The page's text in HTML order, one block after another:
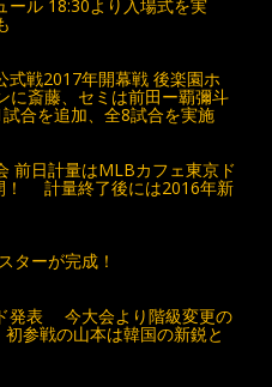
ル 18:30より入場式を実
式戦2017年開幕戦 後楽園ホ
斎藤、セミは前田ー覇彌斗
合を追加、全8試合を実施
前日計量はMLBカフェ東京ド
！ 計量終了後には2016年新
ターが完成！
発表 今大会より階級変更の
参戦の山本は韓国の新鋭と